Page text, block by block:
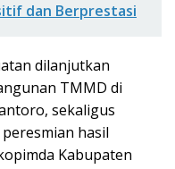
dan Berprestasi
dilanjutkan
TMMD di
sekaligus
hasil
Kabupaten